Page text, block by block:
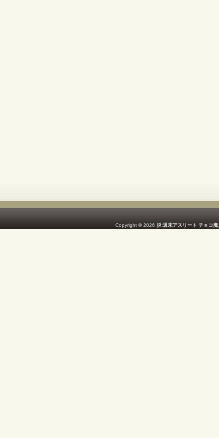
Copyright © 2026 脱:週末アスリート チョコ魔